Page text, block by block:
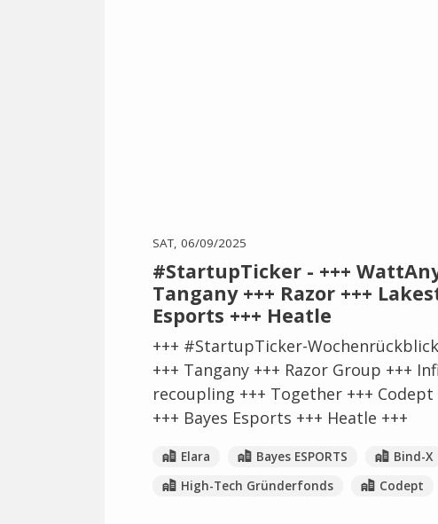
SAT, 06/09/2025
#StartupTicker - +++
Tangany +++ Razor +++
Esports +++ Heatle
+++ #StartupTicker-
+++ Tangany +++ Razor Group +++
recoupling +++ Together +++ Codept
+++ Bayes Esports +++ Heatle +++
Elara Bayes ESPORTS Bind-X
High-Tech Gründerfonds
Codept